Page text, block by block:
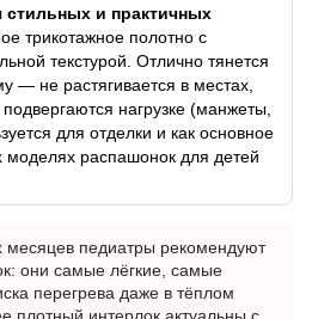
и практичных
трикотажное полотно с
текстурой. Отлично тянется
— не растягивается в местах,
нагрузке (манжеты,
для отделки и как основное
моделях распашонок для детей
педиатры рекомендуют
они самые лёгкие, самые
перегрева даже в тёплом